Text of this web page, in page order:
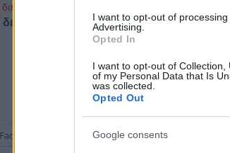
I want to opt-out of
Advertising.
Opted In
I want to opt-out of
of my Personal Data that Is
was collected.
Opted Out
Google consents
διπλές εκλογές στο
Κανονικός
βοριάδες
Facebook LinkedIn